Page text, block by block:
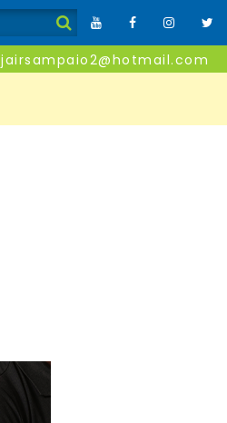
jairsampaio2@hotmail.com